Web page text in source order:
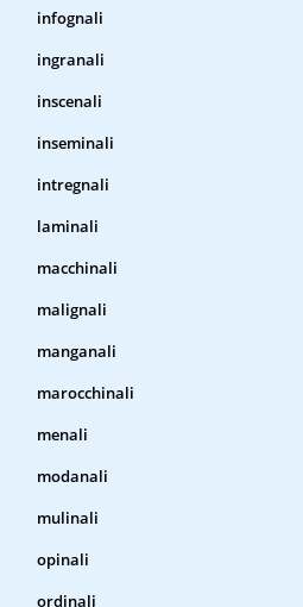
infognali
ingranali
inscenali
inseminali
intregnali
laminali
macchinali
malignali
manganali
marocchinali
menali
modanali
mulinali
opinali
ordinali